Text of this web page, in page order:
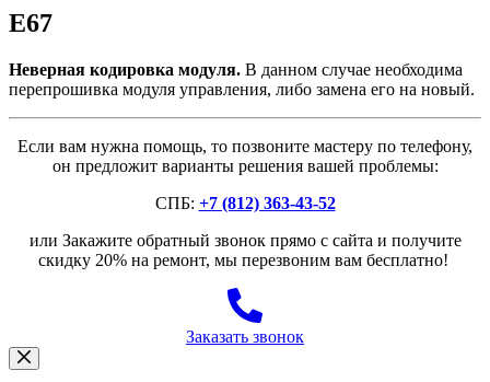
E67
Неверная кодировка модуля. В данном случае необходима
перепрошивка модуля управления, либо замена его на новый.
Если вам нужна помощь, то позвоните мастеру по телефону,
он предложит варианты решения вашей проблемы:
СПБ: +7 (812) 363-43-52
или Закажите обратный звонок прямо с сайта и получите
скидку 20% на ремонт, мы перезвоним вам бесплатно!
Заказать звонок